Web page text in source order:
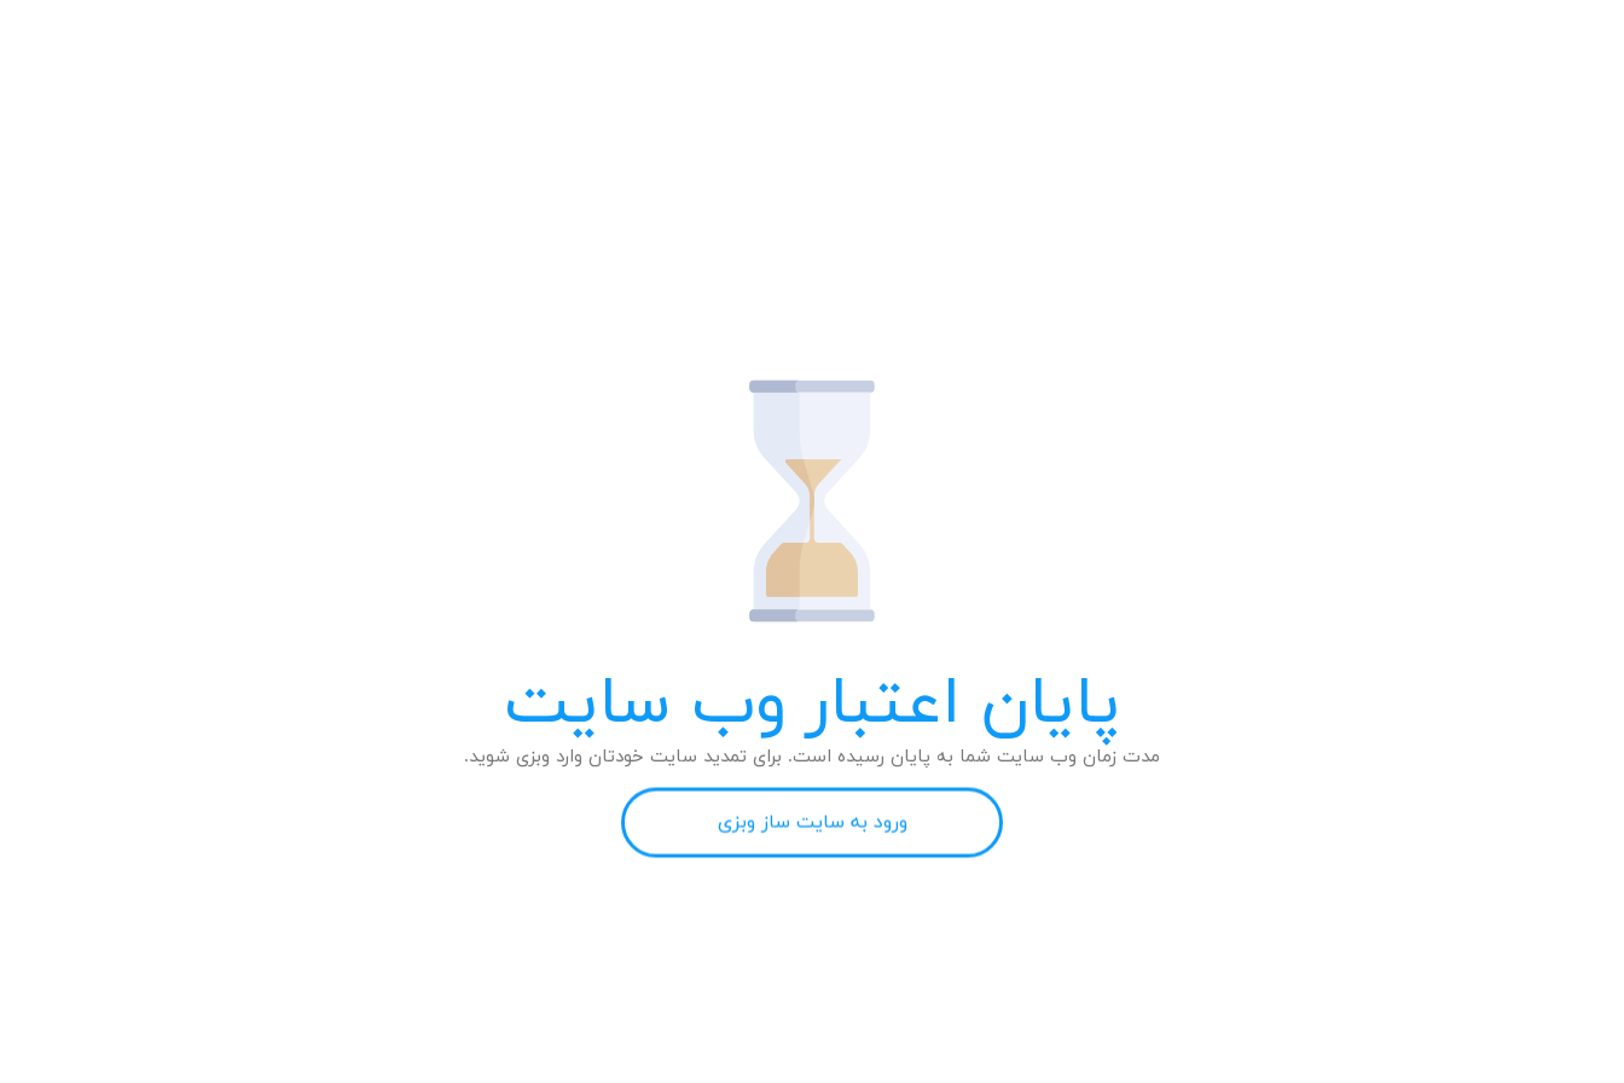
پایان اعتبار وب سایت
مدت زمان وب سایت شما به پایان رسیده است. برای تمدید سایت خودتان وارد وبزی شوید.
ورود به سایت ساز وبزی